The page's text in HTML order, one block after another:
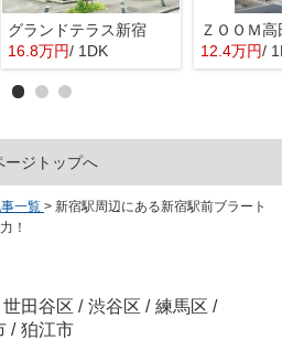
グランドテラス新宿
16.8万円/ 1DK 12.4万円/
ージトップへ
一覧 > 新宿駅周辺にある新宿駅前ブラート
！
世田谷区 / 渋谷区 / 練馬区 /
/ 狛江市